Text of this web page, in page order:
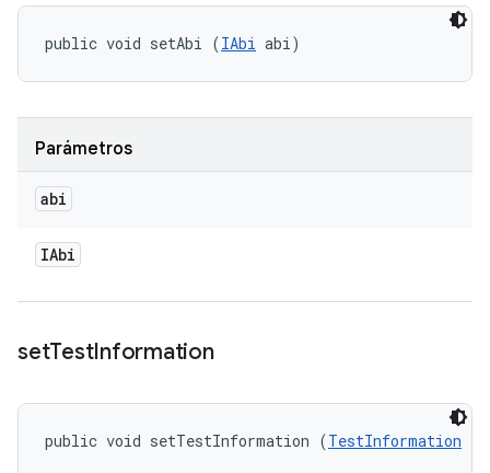
public void setAbi (IAbi abi)
Parámetros
abi
IAbi
setTestInformation
public void setTestInformation (TestInformation